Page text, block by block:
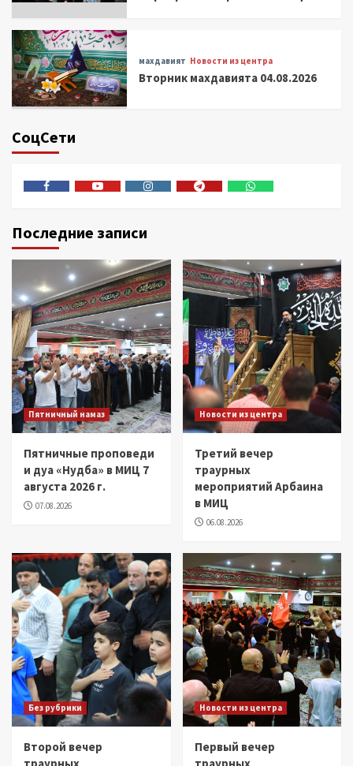
махдавият Новости из центра
Вторник махдавията 04.08.2026
СоцСети
Последние записи
Пятничный намаз
Пятничные проповеди
и дуа «Нудба» в МИЦ 7
августа 2026 г.
07.08.2026
Новости из центра
Третий вечер
траурных
мероприятий Арбаина
в МИЦ
06.08.2026
Без рубрики
Второй вечер
Новости из центра
Первый вечер